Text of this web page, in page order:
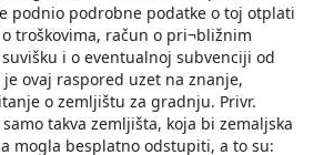
podnio podrobne podatke o toj otplati
troškovima, račun o pri¬bližnim
i o eventualnoj subvenciji od
ovaj raspored uzet na znanje,
o zemljištu za gradnju. Privr.
takva zemljišta, koja bi zemaljska
mogla besplatno odstupiti, a to su: